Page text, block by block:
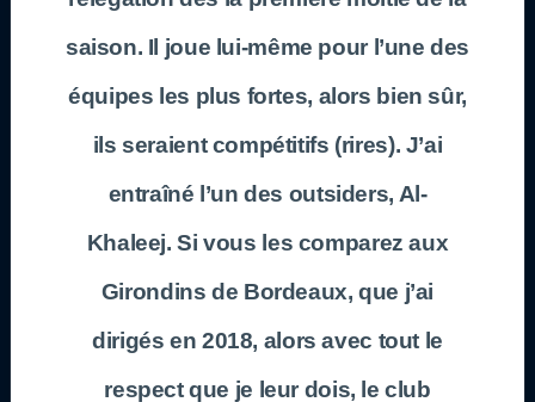
saison. Il joue lui-même pour l’une des
équipes les plus fortes, alors bien sûr,
ils seraient compétitifs (rires). J’ai
entraîné l’un des outsiders, Al-
Khaleej. Si vous les comparez aux
Girondins de Bordeaux, que j’ai
dirigés en 2018, alors avec tout le
respect que je leur dois, le club